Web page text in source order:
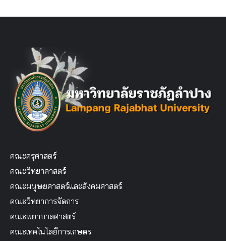
คณะครุศาสตร์
คณะวิทยาศาสตร์
คณะมนุษยศาสตร์และสังคมศาสตร์
คณะวิทยาการจัดการ
คณะพยาบาลศาสตร์
คณะเทคโนโลยีการเกษตร